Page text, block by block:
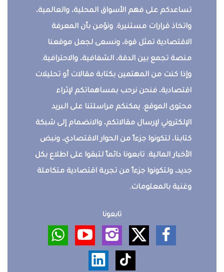
تساعدكم على فهم الأسواق المحلية، والعالمية،
واتخاذ قرارات مستنيرة. ونؤمن بأن المعرفة
الاقتصادية تمثل قوة، ونسعى لجعل موقعنا
منصة تجمع بين الدقة، الشفافية، والاحترافية.
وإذا كنت من المهتمين بكتابة مقالات أو تحليلات
اقتصادية، فنحن نرحب بمساهماتكم لإثراء
محتوى الموقع. يمكنكم مراسلتنا على البريد
الإلكتروني لإرسال مقالاتكم، والانضمام إلى شبكة
كتابنا، لتكونوا جزءاً من الحوار الاقتصادي، ونبض
الأخبار المالية. تابعونا دائماً لتبقوا على اطلاع بكل
جديد، ولتكونوا جزءاً من تجربة اقتصادية متكاملة
وغنية بالمعلومات.
تابعونا